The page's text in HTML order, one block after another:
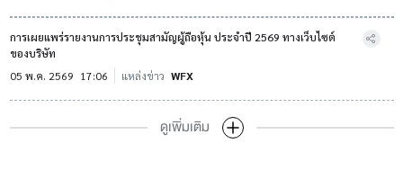
การเผยแพร่รายงานการประชุมสามัญผู้ถือหุ้น ประจำปี 2569 ทางเว็บไซต์
ของบริษัท
05 พ.ค. 2569 17:06 แหล่งข่าว WFX
ดูเพิ่มเติม